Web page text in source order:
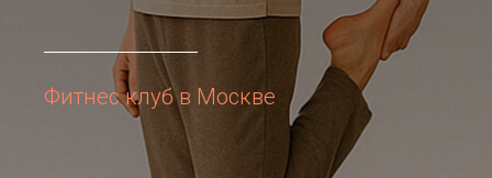
Фитнес клуб в Москве